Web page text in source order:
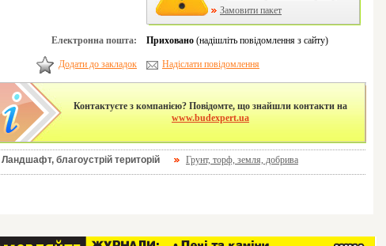
Замовити пакет
Електронна пошта: Приховано (надішліть повідомлення з сайту)
Додати до закладок Надіслати повідомлення
Контактуєте з компанією? Повідомте, що знайшли контакти на
www.budexpert.ua
Ландшафт, благоустрій територій Грунт, торф, земля, добрива